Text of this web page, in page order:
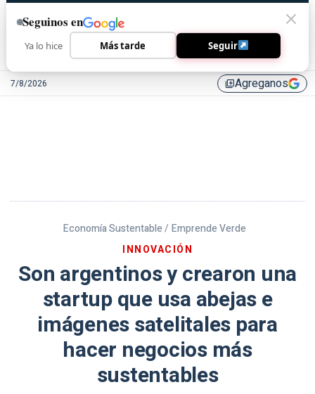
7/8/2026 library_addAgreganos
Economía Sustentable / Emprende Verde
INNOVACIÓN
Son argentinos y crearon una
startup que usa abejas e
imágenes satelitales para
hacer negocios más
sustentables
Seguinos en
Ya lo hice Más tarde Seguir